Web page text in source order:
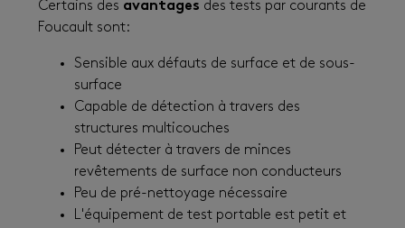
Certains des avantages des tests par courants de
Foucault sont:
Sensible aux défauts de surface et de sous-
surface
Capable de détection à travers des
structures multicouches
Peut détecter à travers de minces
revêtements de surface non conducteurs
Peu de pré-nettoyage nécessaire
L'équipement de test portable est petit et